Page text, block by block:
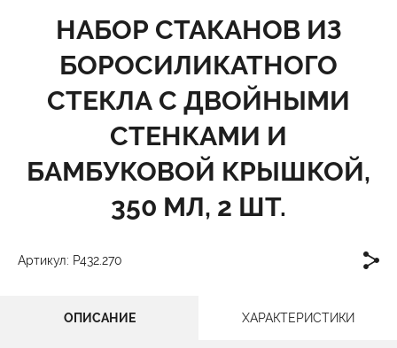
НАБОР СТАКАНОВ ИЗ
БОРОСИЛИКАТНОГО
СТЕКЛА С ДВОЙНЫМИ
СТЕНКАМИ И
БАМБУКОВОЙ КРЫШКОЙ,
350 МЛ, 2 ШТ.
Артикул: P432.270
ОПИСАНИЕ ХАРАКТЕРИСТИКИ